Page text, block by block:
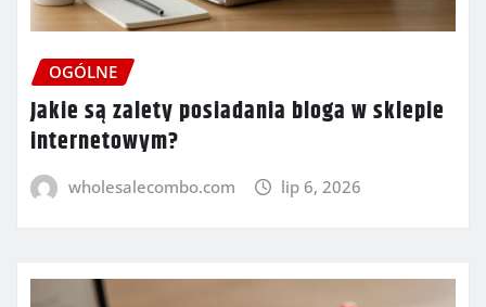
OGÓLNE
Jakie są zalety posiadania bloga w sklepie
internetowym?
wholesalecombo.com lip 6, 2026